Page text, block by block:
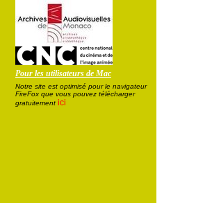
Pour les utilisateurs de Mac
Notre site est optimisé pour le navigateur
FireFox que vous pouvez télécharger
gratuitement ici